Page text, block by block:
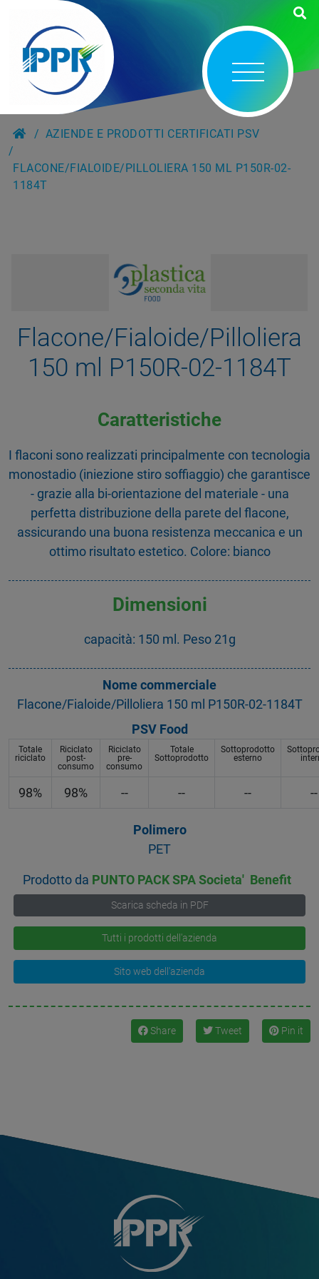
AZIENDE E PRODOTTI CERTIFICATI PSV
FLACONE/FIALOIDE/PILLOLIERA 150 ML P150R-02-
1184T
Flacone/Fialoide/Pilloliera
150 ml P150R-02-1184T
Caratteristiche
I flaconi sono realizzati principalmente con tecnologia
monostadio (iniezione stiro soffiaggio) che garantisce
- grazie alla bi-orientazione del materiale - una
perfetta distribuzione della parete del flacone,
assicurando una buona resistenza meccanica e un
ottimo risultato estetico. Colore: bianco
Dimensioni
capacità: 150 ml. Peso 21g
Nome commerciale
Flacone/Fialoide/Pilloliera 150 ml P150R-02-1184T
PSV Food
Totale
riciclato
Riciclato
post-
consumo
Riciclato
pre-
consumo
Totale
Sottoprodotto
Sottoprodotto
esterno
98% 98% -- -- -- --
Polimero
PET
Prodotto da PUNTO PACK SPA Societa' Benefit
Scarica scheda in PDF
Tutti i prodotti dell'azienda
Sito web dell'azienda
Share Tweet Pin it